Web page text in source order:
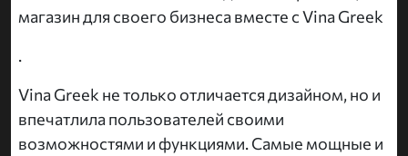
магазин для своего бизнеса вместе с Vina Greek
.
Vina Greek не только отличается дизайном, но и
впечатлила пользователей своими
возможностями и функциями. Самые мощные и